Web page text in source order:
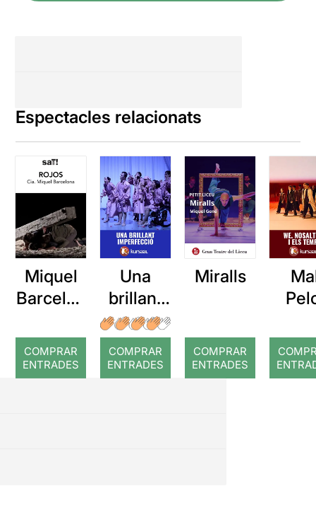
Espectacles relacionats
Miquel
Barcelon
COMPRAR
ENTRADES
Una
brillant
imperfec
ció (o
mort
COMPRAR
ENTRADES
Miralls
COMPRAR
ENTRADES
s i